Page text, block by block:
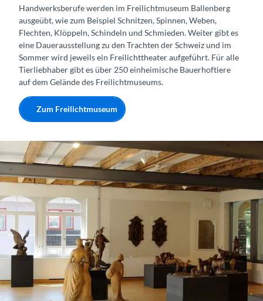
Handwerksberufe werden im Freilichtmuseum Ballenberg
ausgeübt, wie zum Beispiel Schnitzen, Spinnen, Weben,
Flechten, Klöppeln, Schindeln und Schmieden. Weiter gibt es
eine Dauerausstellung zu den Trachten der Schweiz und im
Sommer wird jeweils ein Freilichttheater aufgeführt. Für alle
Tierliebhaber gibt es über 250 einheimische Bauerhoftiere
auf dem Gelände des Freilichtmuseums.
Zum Freilichtmuseum